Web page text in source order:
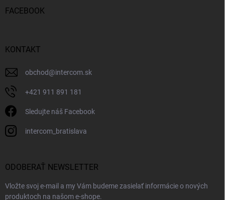
FACEBOOK
KONTAKT
obchod@intercom.sk
+421 911 891 181
Sledujte náš Facebook
intercom_bratislava
ODOBERAŤ NEWSLETTER
Vložte svoj e-mail a my Vám budeme zasielať informácie o nových
produktoch na našom e-shope.